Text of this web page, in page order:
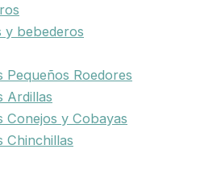
y bebederos
Pequeños Roedores
Ardillas
Conejos y Cobayas
Chinchillas